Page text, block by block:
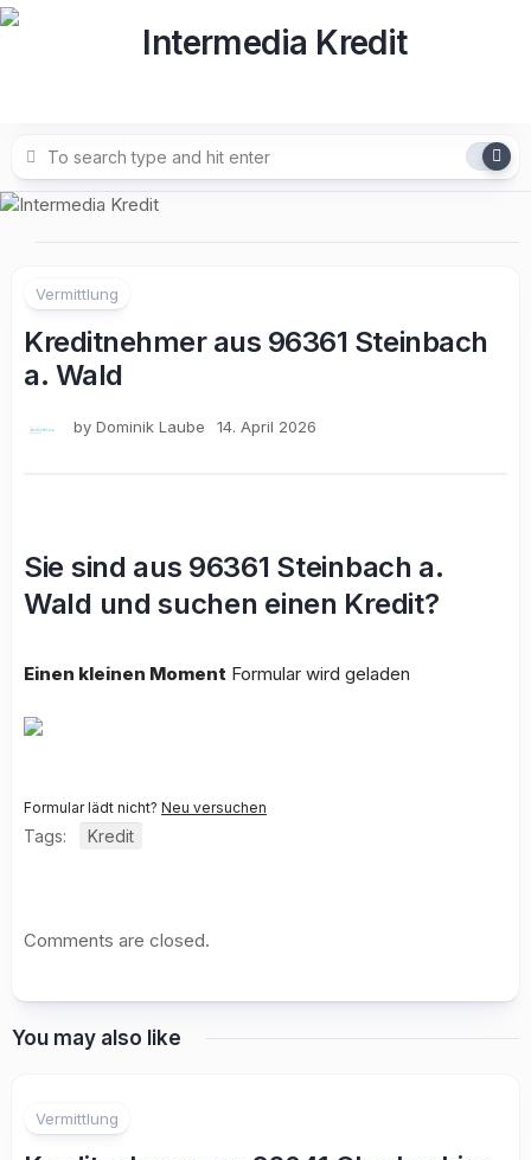
Skip
Vermittlung
Kreditnehmer aus 96361 Steinbach
a. Wald
by Dominik Laube 14. April 2026
Sie sind aus 96361 Steinbach a.
Wald und suchen einen Kredit?
Einen kleinen Moment Formular wird geladen
Formular lädt nicht? Neu versuchen
Tags: Kredit
Comments are closed.
You may also like
Vermittlung